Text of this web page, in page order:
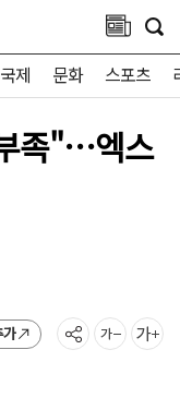
국제 문화 스포츠
족"…엑스